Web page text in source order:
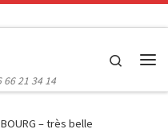
66 21 34 14
Search
– très belle